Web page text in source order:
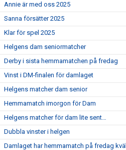
Annie är med oss 2025
Sanna försätter 2025
Klar för spel 2025
Helgens dam seniormatcher
Derby i sista hemmamatchen på fredag
Vinst i DM-finalen för damlaget
Helgens matcher dam senior
Hemmamatch imorgon för Dam
Helgens matcher för dam lite sent…
Dubbla vinster i helgen
Damlaget har hemmamatch på fredag kväll